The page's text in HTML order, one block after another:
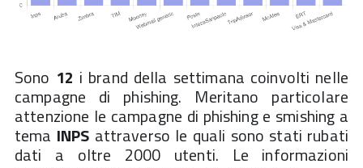
Sono 12 i brand della settimana coinvolti nelle
campagne di phishing. Meritano particolare
attenzione le campagne di phishing e smishing a
tema INPS attraverso le quali sono stati rubati
dati a oltre 2000 utenti. Le informazioni